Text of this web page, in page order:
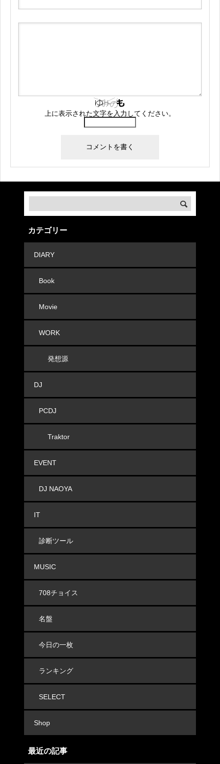
上に表示された文字を入力してください。
カテゴリー
DIARY
Book
Movie
WORK
発想源
DJ
PCDJ
Traktor
EVENT
DJ NAOYA
IT
診断ツール
MUSIC
708チョイス
名盤
今日の一枚
ランキング
SELECT
Shop
最近の記事